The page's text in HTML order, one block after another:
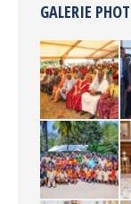
GALERIE